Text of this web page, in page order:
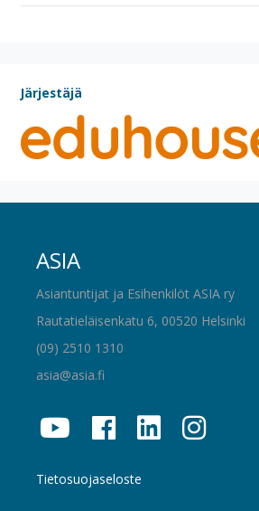
Järjestäjä
ASIA
Asiantuntijat ja Esihenkilöt ASIA ry
Rautatieläisenkatu 6, 00520 Helsinki
(09) 2510 1310
asia@asia.fi
Tietosuojaseloste